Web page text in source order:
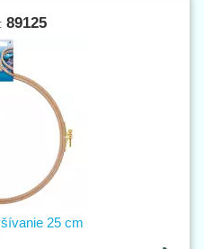
89125
25 cm